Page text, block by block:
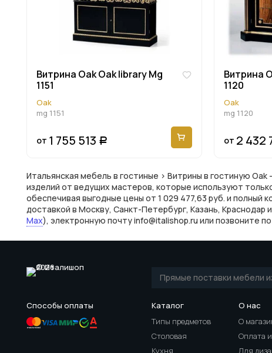
Витрина Oak Oak library Mg
1151
Oak
mg 1151
от 1 755 513 Р
Витрина
1120
Oak
mg 1120
от 2 432
Итальянская мебель в гостиные > Витрины в гостиную
изделий от ведущих мастеров, которые используют
обеспечивая выгодные цены от 1 029 477,63 руб. и полный
доставкой в Москву, Санкт-Петербург, Казань, Краснодар
Max), электронную почту info@italishop.ru или позвоните
Способы оплаты
Каталог
Типы предметов
Столовая
Кухня
О нас
О
Оплата
Для